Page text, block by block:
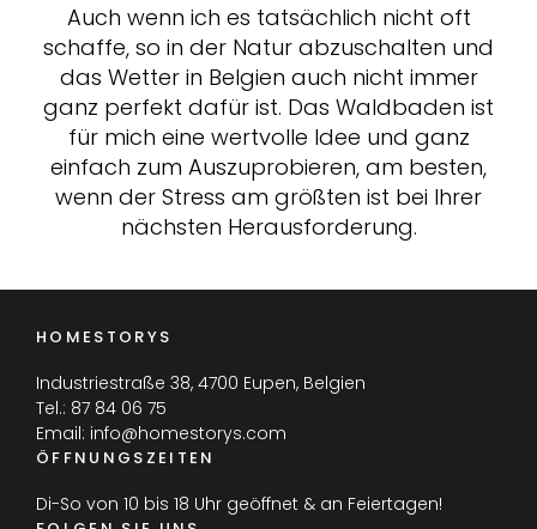
Auch wenn ich es tatsächlich nicht oft
schaffe, so in der Natur abzuschalten und
das Wetter in Belgien auch nicht immer
ganz perfekt dafür ist. Das Waldbaden ist
für mich eine wertvolle Idee und ganz
einfach zum Auszuprobieren, am besten,
wenn der Stress am größten ist bei Ihrer
nächsten Herausforderung.
HOMESTORYS
Industriestraße 38, 4700 Eupen, Belgien
Tel.: 87 84 06 75
Email: info@homestorys.com
ÖFFNUNGSZEITEN
Di-So von 10 bis 18 Uhr geöffnet & an Feiertagen!